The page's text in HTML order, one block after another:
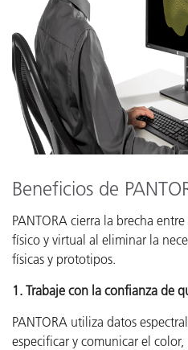
Beneficios de
PANTORA cierra la brecha
físico y virtual al eliminar la
físicas y prototipos.
1. Trabaje con la confianza de
PANTORA utiliza datos
especificar y comunicar el